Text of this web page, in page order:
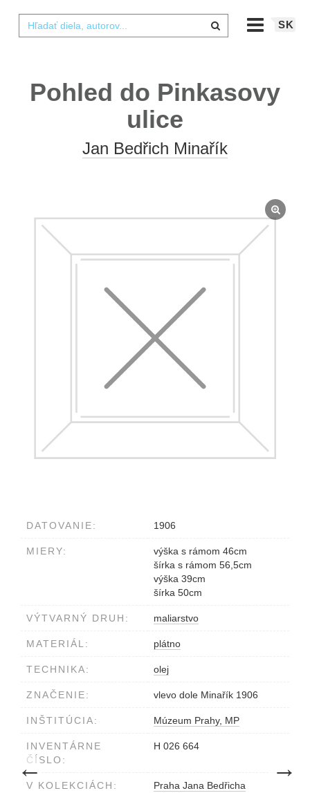
SK
Pohled do Pinkasovy
ulice
Jan Bedřich Minařík
←
predchádzajúce dielo →
DATOVANIE: 1906
MIERY:
výška s rámom 46cm
šírka s rámom 56,5cm
výška 39cm
šírka 50cm
VÝTVARNÝ DRUH: maliarstvo
MATERIÁL: plátno
TECHNIKA: olej
ZNAČENIE: vlevo dole Minařík 1906
INŠTITÚCIA: Múzeum Prahy, MP
INVENTÁRNE
ČÍSLO:
H 026 664
V KOLEKCIÁCH:
Praha Jana Bedřicha